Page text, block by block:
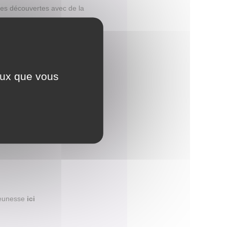
découvertes avec de la
piscine à Saint Juéry
(28/07).
ici
que vous